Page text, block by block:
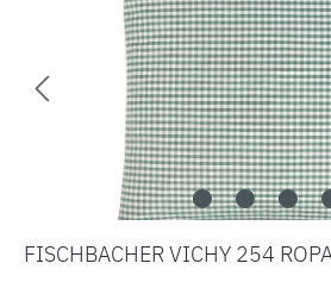
FISCHBACHER VICHY 254